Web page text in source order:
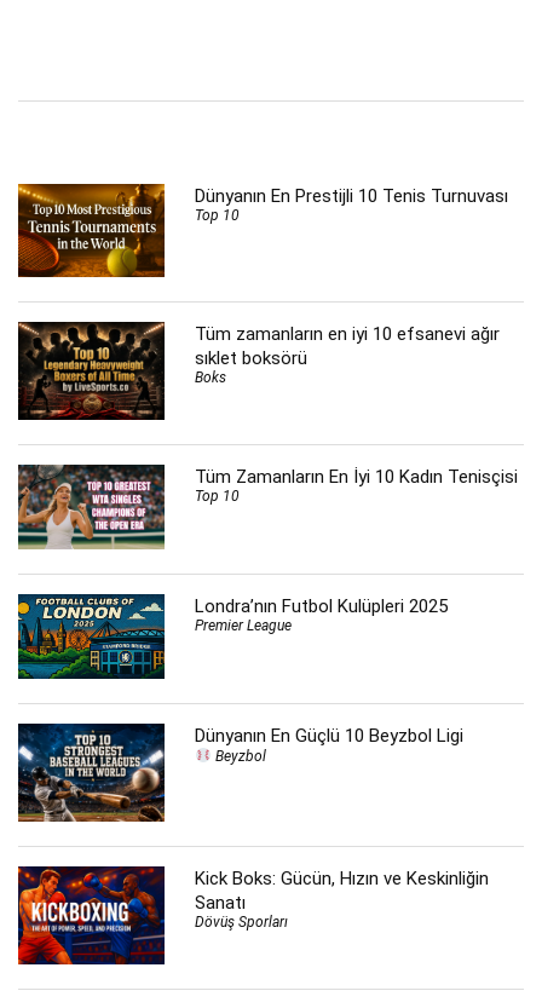
Dünyanın En Prestijli 10 Tenis Turnuvası
Top 10
Tüm zamanların en iyi 10 efsanevi ağır
sıklet boksörü
Boks
Tüm Zamanların En İyi 10 Kadın Tenisçisi
Top 10
Londra’nın Futbol Kulüpleri 2025
Premier League
Dünyanın En Güçlü 10 Beyzbol Ligi
Beyzbol
Kick Boks: Gücün, Hızın ve Keskinliğin
Sanatı
Dövüş Sporları